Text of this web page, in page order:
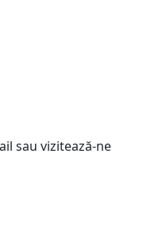
sau vizitează-ne